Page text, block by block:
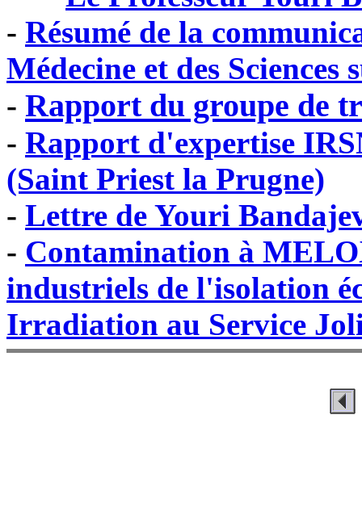
- Résumé de la
Médecine et des Sciences
- Rapport du groupe de
- Rapport d'expertise
(Saint Priest la Prugne)
- Lettre de Youri
- Contamination à
industriels de l'isolation
Irradiation au Service